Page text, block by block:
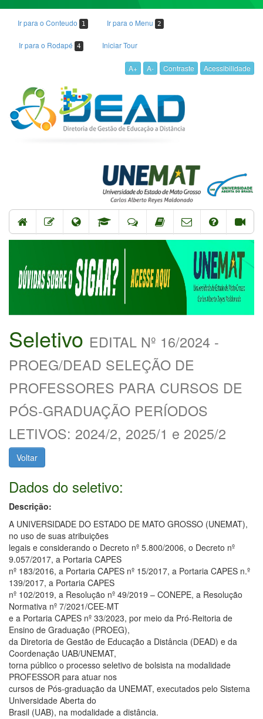
Ir para o Conteudo 1 Ir para o Menu 2
Ir para o Rodapé 4 Iniciar Tour
A+ A- Contraste Acessibilidade
Seletivo EDITAL Nº 16/2024 -
PROEG/DEAD SELEÇÃO DE
PROFESSORES PARA CURSOS DE
PÓS-GRADUAÇÃO PERÍODOS
LETIVOS: 2024/2, 2025/1 e 2025/2
Voltar
Dados do seletivo:
Descrição:
A UNIVERSIDADE DO ESTADO DE MATO GROSSO (UNEMAT),
no uso de suas atribuições
legais e considerando o Decreto nº 5.800/2006, o Decreto nº
9.057/2017, a Portaria CAPES
nº 183/2016, a Portaria CAPES nº 15/2017, a Portaria CAPES n.º
139/2017, a Portaria CAPES
nº 102/2019, a Resolução nº 49/2019 – CONEPE, a Resolução
Normativa nº 7/2021/CEE-MT
e a Portaria CAPES nº 33/2023, por meio da Pró-Reitoria de
Ensino de Graduação (PROEG),
da Diretoria de Gestão de Educação a Distância (DEAD) e da
Coordenação UAB/UNEMAT,
torna público o processo seletivo de bolsista na modalidade
PROFESSOR para atuar nos
cursos de Pós-graduação da UNEMAT, executados pelo Sistema
Universidade Aberta do
Brasil (UAB), na modalidade a distância.